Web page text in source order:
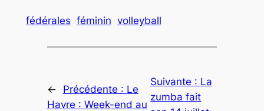
fédérales féminin volleyball
← Précédente : Le
Havre : Week-end au
Suivante : La
zumba fait